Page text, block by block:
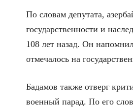
По словам депутата,
государственности и
108 лет назад. Он
отмечалось на
Бадамов также отверг
военный парад. По его